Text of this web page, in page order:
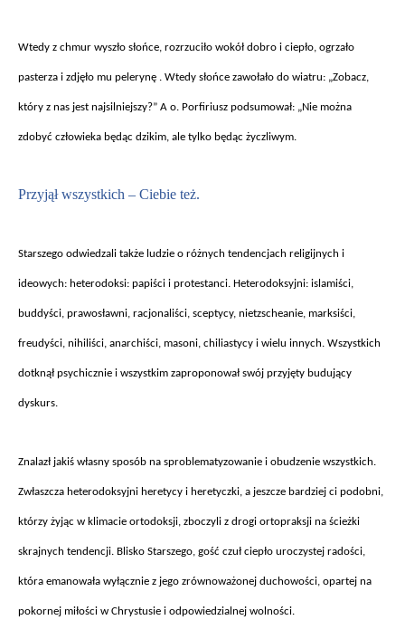
Wtedy z chmur wyszło słońce, rozrzuciło wokół dobro i ciepło, ogrzało
pasterza i zdjęło mu pelerynę . Wtedy słońce zawołało do wiatru: „Zobacz,
który z nas jest najsilniejszy?” A o. Porfiriusz podsumował: „Nie można
zdobyć człowieka będąc dzikim, ale tylko będąc życzliwym.
Przyjął wszystkich – Ciebie też.
Starszego odwiedzali także ludzie o różnych tendencjach religijnych i
ideowych: heterodoksi: papiści i protestanci. Heterodoksyjni: islamiści,
buddyści, prawosławni, racjonaliści, sceptycy, nietzscheanie, marksiści,
freudyści, nihiliści, anarchiści, masoni, chiliastycy i wielu innych. Wszystkich
dotknął psychicznie i wszystkim zaproponował swój przyjęty budujący
dyskurs.
Znalazł jakiś własny sposób na sproblematyzowanie i obudzenie wszystkich.
Zwłaszcza heterodoksyjni heretycy i heretyczki, a jeszcze bardziej ci podobni,
którzy żyjąc w klimacie ortodoksji, zboczyli z drogi ortopraksji na ścieżki
skrajnych tendencji. Blisko Starszego, gość czuł ciepło uroczystej radości,
która emanowała wyłącznie z jego zrównoważonej duchowości, opartej na
pokornej miłości w Chrystusie i odpowiedzialnej wolności.